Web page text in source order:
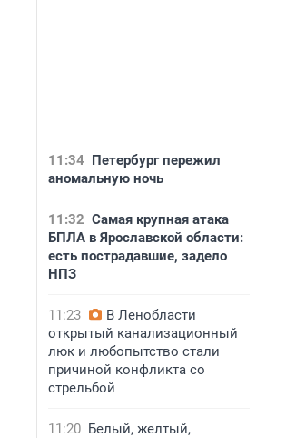
11:34 Петербург пережил
аномальную ночь
11:32 Самая крупная атака
БПЛА в Ярославской области:
есть пострадавшие, задело
НПЗ
11:23
В Ленобласти
открытый канализационный
люк и любопытство стали
причиной конфликта со
стрельбой
11:20 Белый, желтый,